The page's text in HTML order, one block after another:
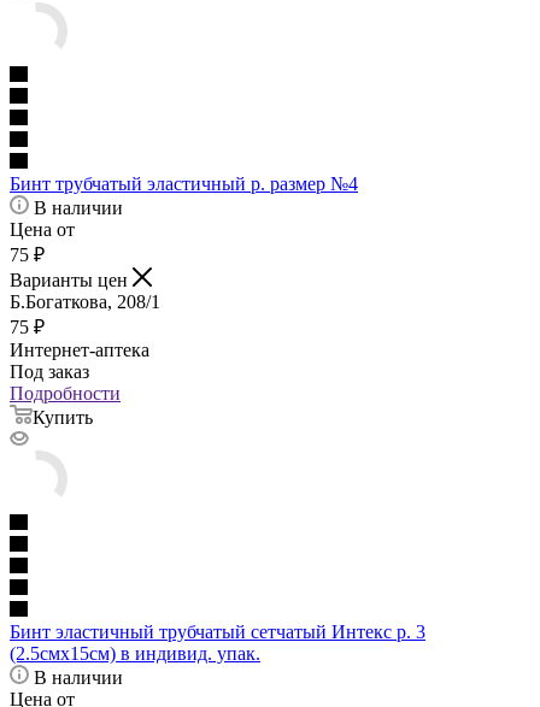
Бинт трубчатый эластичный р. размер №4
В наличии
Цена от
75 ₽
Варианты цен
Б.Богаткова, 208/1
75 ₽
Интернет-аптека
Под заказ
Подробности
Купить
Бинт эластичный трубчатый сетчатый Интекс р. 3
(2.5смх15см) в индивид. упак.
В наличии
Цена от